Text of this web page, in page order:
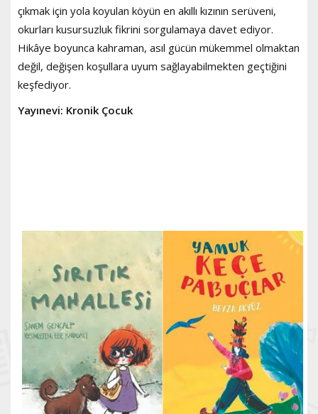
çıkmak için yola koyulan köyün en akıllı kızının serüveni,
okurları kusursuzluk fikrini sorgulamaya davet ediyor.
Hikâye boyunca kahraman, asıl gücün mükemmel olmaktan
değil, değişen koşullara uyum sağlayabilmekten geçtiğini
keşfediyor.
Yayınevi: Kronik Çocuk